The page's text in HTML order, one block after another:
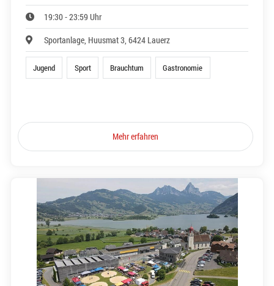
19:30 - 23:59 Uhr
Sportanlage, Huusmat 3, 6424 Lauerz
Jugend Sport Brauchtum Gastronomie
Mehr erfahren